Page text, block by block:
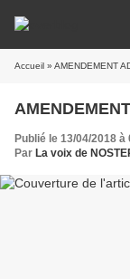
Accueil » AMENDEMENT
Publié le 13/04/2018 à
Par La voix de